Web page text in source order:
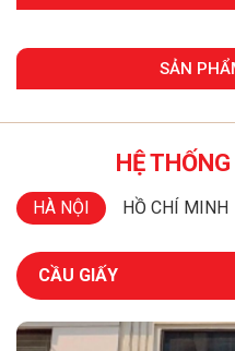
SẢN
HỆ
HÀ NỘI HỒ CHÍ MINH
CẦU GIẤY